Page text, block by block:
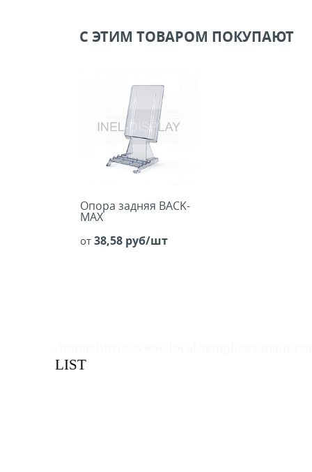
Цена, руб (с НДС) ПО
С ЭТИМ ТОВАРОМ ПОКУПАЮТ
Опора задняя BACK-
MAX
от 38,58 руб/шт
LIST